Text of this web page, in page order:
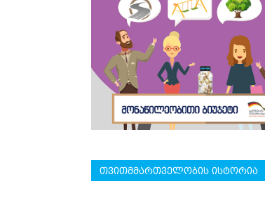
თვითმმართველობის ისტორია